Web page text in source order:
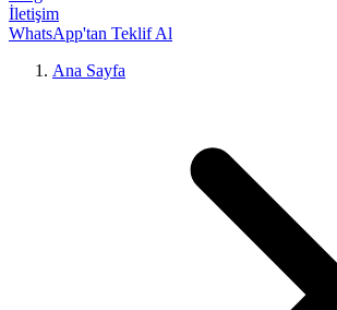
İletişim
WhatsApp'tan Teklif Al
Ana Sayfa